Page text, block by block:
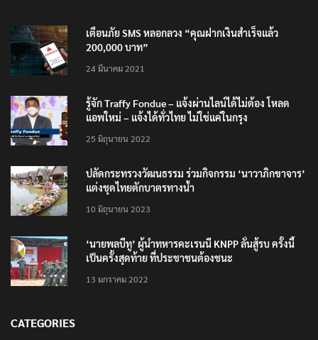
เตือนภัย SMS หลอกลวง “คุณฝากเงินสำเร็จแล้ว
200,000 บาท”
24 มีนาคม 2021
รู้จัก Traffy Fondue – แจ้งผ่านไลน์ได้ไม่ต้อง โหลด
แอพใหม่ – แจ้งได้ทั่วไทย ไม่ใช่แค่ในกรุง
25 มิถุนายน 2022
ปลัดกระทรวงวัฒนธรรม ร่วมกิจกรรม ‘นาวาภิกขาจาร’
แต่งชุดไทยตักบาตรทางน้ำ
10 มิถุนายน 2023
‘นายพลบีทู’ ผู้นำทหารคะเรนนี KNPP ลั่นสู้รบ ครั้งนี้
เป็นครั้งสุดท้าย ที่ประชาชนต้องชนะ
13 มกราคม 2022
CATEGORIES